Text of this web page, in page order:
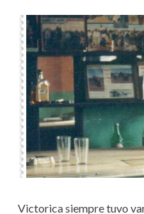
Victorica siempre tuvo